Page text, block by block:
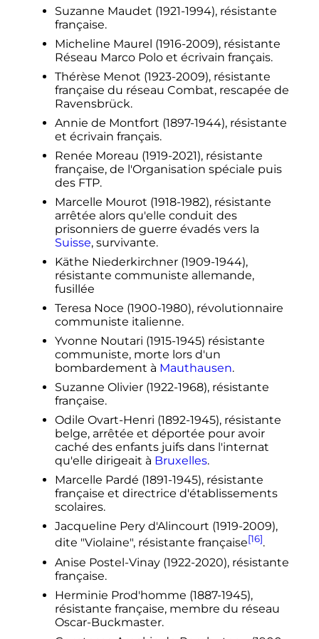
Suzanne Maudet (1921-1994), résistante
française.
Micheline Maurel (1916-2009), résistante
Réseau Marco Polo et écrivain français.
Thérèse Menot (1923-2009), résistante
française du réseau Combat, rescapée de
Ravensbrück.
Annie de Montfort (1897-1944), résistante
et écrivain français.
Renée Moreau (1919-2021), résistante
française, de l'Organisation spéciale puis
des FTP.
Marcelle Mourot (1918-1982), résistante
arrêtée alors qu'elle conduit des
prisonniers de guerre évadés vers la
Suisse, survivante.
Käthe Niederkirchner (1909-1944),
résistante communiste allemande,
fusillée
Teresa Noce (1900-1980), révolutionnaire
communiste italienne.
Yvonne Noutari (1915-1945) résistante
communiste, morte lors d'un
bombardement à Mauthausen.
Suzanne Olivier (1922-1968), résistante
française.
Odile Ovart-Henri (1892-1945), résistante
belge, arrêtée et déportée pour avoir
caché des enfants juifs dans l'internat
qu'elle dirigeait à Bruxelles.
Marcelle Pardé (1891-1945), résistante
française et directrice d'établissements
scolaires.
Jacqueline Pery d'Alincourt (1919-2009),
dite "Violaine", résistante française[16].
Anise Postel-Vinay (1922-2020), résistante
française.
Herminie Prod'homme (1887-1945),
résistante française, membre du réseau
Oscar-Buckmaster.